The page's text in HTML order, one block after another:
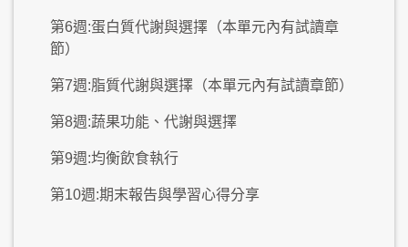
第6週:蛋白質代謝與選擇（本單元內有試讀章
節）
第7週:脂質代謝與選擇（本單元內有試讀章節）
第8週:蔬果功能、代謝與選擇
第9週:均衡飲食執行
第10週:期末報告與學習心得分享